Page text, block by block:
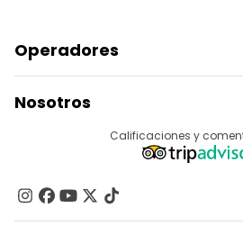
Operadores
Acceder Como Proveedor
Programa De Afiliados
Nosotros
Contacto
Grupos
Calificaciones y